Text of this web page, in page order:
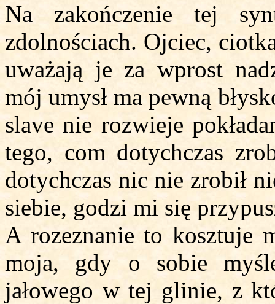
Na zakończenie tej
zdolnościach. Ojciec,
uważają je za wprost
mój umysł ma pewną
slave nie rozwieje
tego, com dotychczas
dotychczas nic nie zrobił
siebie, godzi mi się
A rozeznanie to kosztuje
moja, gdy o sobie
jałowego w tej glinie, z